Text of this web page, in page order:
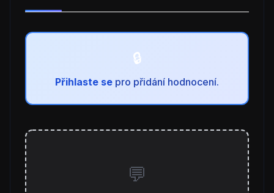
Přihlaste se pro přidání hodnocení.